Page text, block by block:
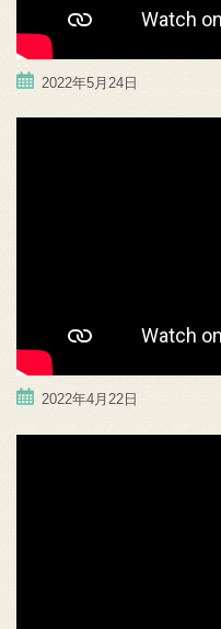
2022年5月24日
2022年4月22日